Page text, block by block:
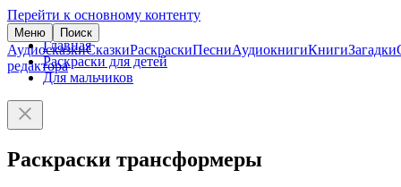
Перейти к основному контенту
Меню Поиск
АудиосказкиСказкиРаскраскиПесниАудиокнигиКнигиЗагадки
редактора
Главная
Раскраски для детей
Для мальчиков
Раскраски трансформеры